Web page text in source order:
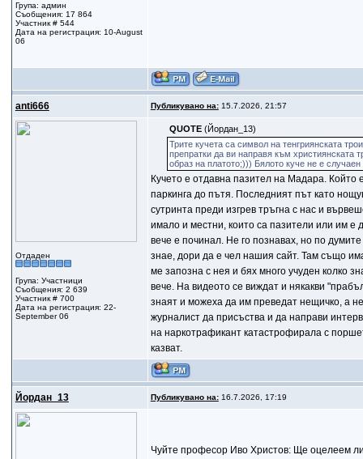
Група: админ
Съобщения: 17 864
Участник # 544
Дата на регистрация: 10-August
06
anti666 Публикувано на:15.7.2026, 21:57
Отдаден
Група: Участници
Съобщения: 2 639
Участник # 700
Дата на регистрация: 22-
September 06
QUOTE (Йордан_13)
Трите кучета са символ на тенгриянската
препратки да ви направя към християнската
образ на платото;))) Бялото куче не е случаен
Кучето е отдавна пазител на Мадара. Който
паркинга до пътя. Последният път като
сутринта преди изгрев тръгна с нас и
имало и местни, които са пазители или им е
вече е починал. Не го познавах, но по
знае, дори да е чел нашия сайт. Там също
ме запозна с нея и бях много учуден колко
вече. На видеото се виждат и някакви
знаят и можеха да им преведат нещичко, а
журналист да присъства и да направи
на наркотрафикант катастрофирала с
казват.
Йордан_13 Публикувано на:16.7.2026, 17:19
Чуйте професор Иво Христов: Ще оцелеем